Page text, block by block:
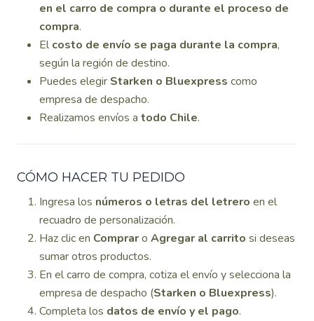
en el carro de compra o durante el proceso de
compra.
Elcosto de envío se paga durante la compra,
según la región de destino.
Puedes elegir Starken o Bluexpress como
empresa de despacho.
Realizamos envíos a todo Chile.
CÓMO HACER TU PEDIDO
Ingresa los números o letras del letrero en el
recuadro de personalización.
Haz clic en Compraro Agregar al carrito si deseas
sumar otros productos.
En el carro de compra, cotiza el envío y selecciona la
empresa de despacho (Starken o Bluexpress).
Completa los datos de envío y el pago.